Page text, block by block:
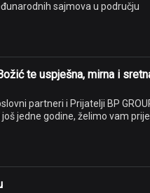
sajmova u području
te uspješna, mirna i
partneri i Prijatelji BP
jedne godine, želimo vam prije